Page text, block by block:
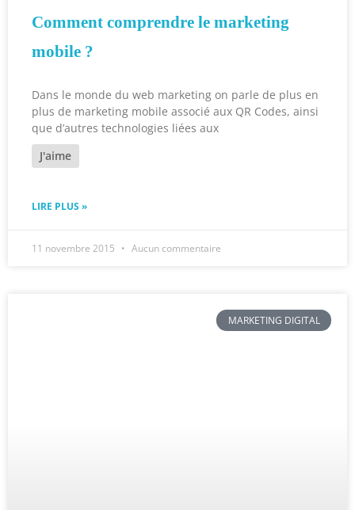
Comment comprendre le marketing
mobile ?
Dans le monde du web marketing on parle de plus en
plus de marketing mobile associé aux QR Codes, ainsi
que d’autres technologies liées aux
J'aime
LIRE PLUS »
11 novembre 2015 Aucun commentaire
MARKETING DIGITAL